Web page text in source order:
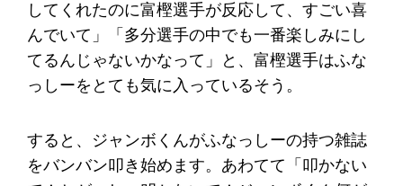
してくれたのに富樫選手が反応して、すごい喜
んでいて」「多分選手の中でも一番楽しみにし
てるんじゃないかなって」と、富樫選手はふな
っしーをとても気に入っているそう。
すると、ジャンボくんがふなっしーの持つ雑誌
をバンバン叩き始めます。あわてて「叩かない